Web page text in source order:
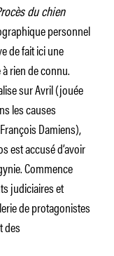
du chien
personnel
de fait ici une
rien de connu.
sur Avril (jouée
les causes
Damiens),
est accusé d’avoir
Commence
judiciaires et
de protagonistes
des